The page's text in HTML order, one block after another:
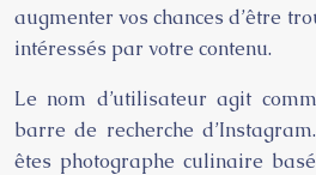
augmenter vos chances d’être
intéressés par votre contenu.
Le nom d’utilisateur agit
barre de recherche
êtes photographe culinaire